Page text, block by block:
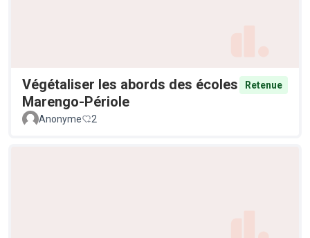
Végétaliser les abords des écoles
Marengo-Périole
Retenue
Anonyme 2